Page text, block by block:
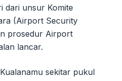
dari unsur Komite
(Airport Security
prosedur Airport
lancar.
sekitar pukul